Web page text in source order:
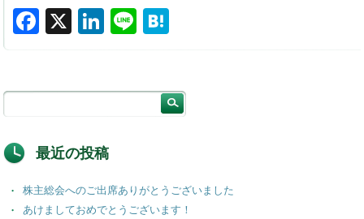
F
e
o
o
k
X
Li
e
n
Li
n
最近の投稿
株主総会へのご出席ありがとうございました
あけましておめでとうございます！